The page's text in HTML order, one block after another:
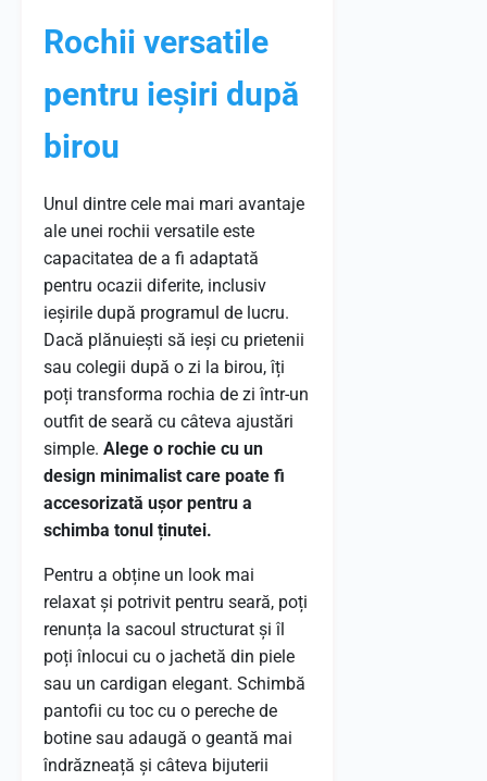
Rochii versatile
pentru ieșiri după
birou
Unul dintre cele mai mari avantaje
ale unei rochii versatile este
capacitatea de a fi adaptată
pentru ocazii diferite, inclusiv
ieșirile după programul de lucru.
Dacă plănuiești să ieși cu prietenii
sau colegii după o zi la birou, îți
poți transforma rochia de zi într-un
outfit de seară cu câteva ajustări
simple. Alege o rochie cu un
design minimalist care poate fi
accesorizată ușor pentru a
schimba tonul ținutei.
Pentru a obține un look mai
relaxat și potrivit pentru seară, poți
renunța la sacoul structurat și îl
poți înlocui cu o jachetă din piele
sau un cardigan elegant. Schimbă
pantofii cu toc cu o pereche de
botine sau adaugă o geantă mai
îndrăzneață și câteva bijuterii